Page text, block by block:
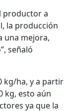
productor a
la producción
una mejora,
señaló
kg/ha, y a partir
kg, esto aún
ya que la